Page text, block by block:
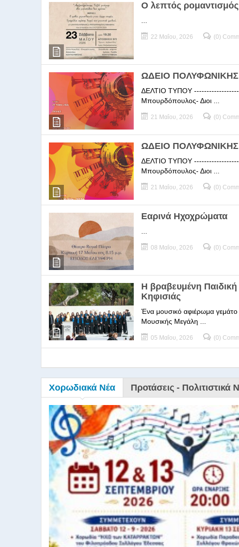
Ο λεπτός
22 Μαΐου, 2026 (0)
ΩΔΕΙΟ ΠΟΛΥΦΩΝΙΚΗΣ
ΔΕΛΤΙΟ ΤΥΠΟΥ
Μπουρδόπουλος- Διοι ...
21 Μαΐου, 2026 (0)
ΩΔΕΙΟ ΠΟΛΥΦΩΝΙΚΗΣ
ΔΕΛΤΙΟ ΤΥΠΟΥ
Μπουρδόπουλος- Διοι ...
21 Μαΐου, 2026 (0)
Εαρινά Ηχοχρώματα
08 Μαΐου, 2026 (0)
Η βραβευμένη
Κηφισιάς
Ένα μουσικό αφιέρωμα γεμάτο
Μουσικής Μεγάλη ...
05 Μαΐου, 2026 (0)
Χορωδιακά Νέα Προτάσεις - Πολιτιστικά